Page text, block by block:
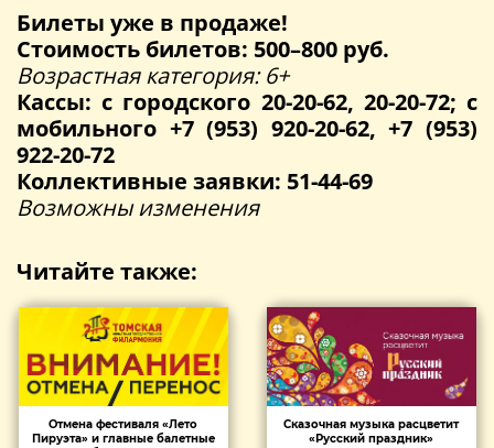
Билеты уже в продаже!
Стоимость билетов: 500–800 руб.
Возрастная категория: 6+
Кассы: с городского 20-20-62, 20-20-72; с
мобильного +7 (953) 920-20-62, +7 (953)
922-20-72
Коллективные заявки: 51-44-69
Возможны изменения
Читайте также:
Отмена фестиваля «Лето
Пируэта» и главные балетные
Сказочная музыка расцветит
«Русский праздник»